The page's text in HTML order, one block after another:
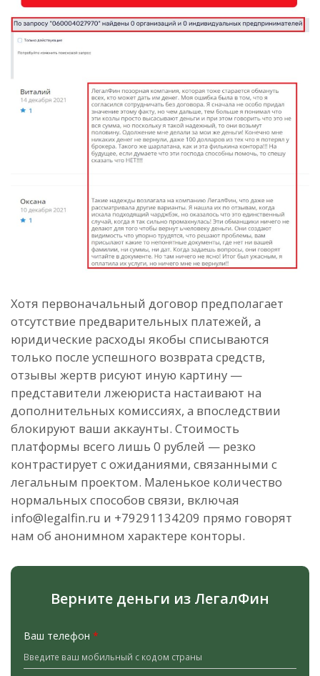
Хотя первоначальный договор предполагает
отсутствие предварительных платежей, а
юридические расходы якобы списываются
только после успешного возврата средств,
отзывы жертв рисуют иную картину —
представители лжеюриста настаивают на
дополнительных комиссиях, а впоследствии
блокируют ваши аккаунты. Стоимость
платформы всего лишь 0 рублей — резко
контрастирует с ожиданиями, связанными с
легальным проектом. Маленькое количество
нормальных способов связи, включая
info@legalfin.ru и +79291134209 прямо говорят
нам об анонимном характере конторы.
Верните деньги из ЛегалФин
Ваш телефон *